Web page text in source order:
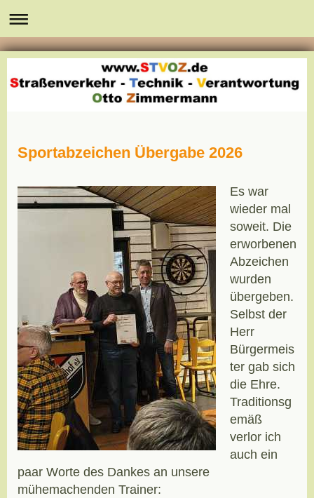
Sportabzeichen Übergabe 2026
Es war
wieder mal
soweit. Die
erworbenen
Abzeichen
wurden
übergeben.
Selbst der
Herr
Bürgermeis
ter gab sich
die Ehre.
Traditionsg
emäß
verlor ich
auch ein
paar Worte des Dankes an unsere
mühemachenden Trainer: